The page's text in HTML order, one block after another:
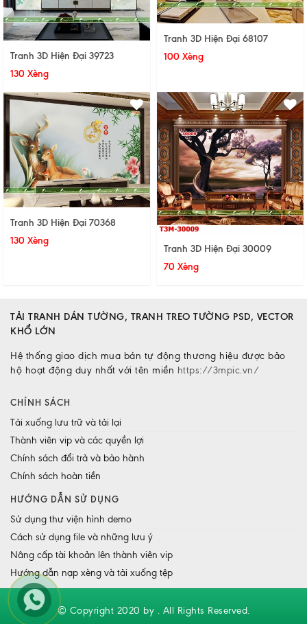
Tranh 3D Hiện Đại 39723
130 Xèng
Tranh 3D Hiện Đại 68107
100 Xèng
Tranh 3D Hiện Đại 70368
130 Xèng
Tranh 3D Hiện Đại 30009
70 Xèng
TẢI TRANH DÁN TƯỜNG, TRANH TREO TƯỜNG PSD, VECTOR
KHỔ LỚN
Hệ thống giao dịch mua bán tự động thương hiệu được bảo
hộ hoạt động duy nhất với tên miền https://3mpic.vn/
CHÍNH SÁCH
Tải xuống lưu trữ và tải lại
Thành viên vip và các quyền lợi
Chính sách đổi trả và bảo hành
Chính sách hoàn tiền
HƯỚNG DẪN SỬ DỤNG
Sử dụng thư viện hình demo
Cách sử dụng file và những lưu ý
Nâng cấp tài khoản lên thành viên vip
Hướng dẫn nạp xèng và tải xuống tệp
© Copyright 2020 by . All Rights Reserved.